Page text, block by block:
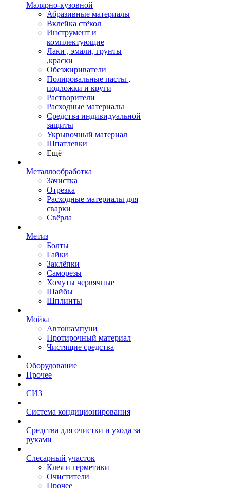
Малярно-кузовной
Абразивные материалы
Вклейка стёкол
Инструмент и
комплектующие
Лаки , эмали, грунты
,краски
Обезжириватели
Полировальные пасты ,
подложки и круги
Растворители
Расходные материалы
Средства индивидуальной
защиты
Укрывочный материал
Шпатлевки
Ещё
Металлообработка
Зачистка
Отрезка
Расходные материалы для
сварки
Свёрла
Метиз
Болты
Гайки
Заклёпки
Саморезы
Хомуты червячные
Шайбы
Шплинты
Мойка
Автошампуни
Протирочный материал
Чистящие средства
Оборудование
Прочее
СИЗ
Система кондиционирования
Средства для очистки и ухода за
руками
Слесарный участок
Клея и герметики
Очистители
Прочее